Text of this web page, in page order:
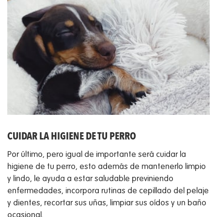
CUIDAR LA HIGIENE DE TU PERRO
Por último, pero igual de importante será cuidar la
higiene de tu perro, esto además de mantenerlo limpio
y lindo, le ayuda a estar saludable previniendo
enfermedades, incorpora rutinas de cepillado del pelaje
y dientes, recortar sus uñas, limpiar sus oídos y un baño
ocasional.